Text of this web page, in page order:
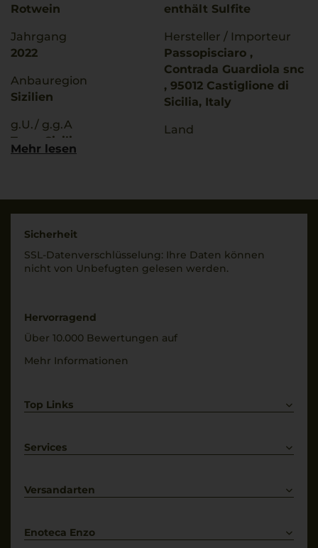
Rotwein
Jahrgang
2022
Anbauregion
Sizilien
g.U./ g.g.A
Terre Siciliane
Trinktemperatur
16 °C
Alkoholgehalt
15 % Vol.
enthält Sulfite
Hersteller / Importeur
Passopisciaro ,
Contrada Guardiola snc
, 95012 Castiglione di
Sicilia, Italy
Land
Geschmack
Mehr lesen
Sicherheit
SSL-Daten­verschlüs­selung: Ihre Daten können
nicht von Unbe­fugten gelesen werden.
Hervorragend
Über 10.000 Bewertungen auf
Mehr Informationen
Top Links
Weißwein
Services
Kontakt
Versandarten
Enoteca Enzo